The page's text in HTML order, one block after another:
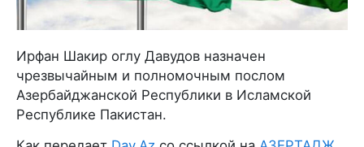
Ирфан Шакир оглу Давудов назначен
чрезвычайным и полномочным послом
Азербайджанской Республики в Исламской
Республике Пакистан.